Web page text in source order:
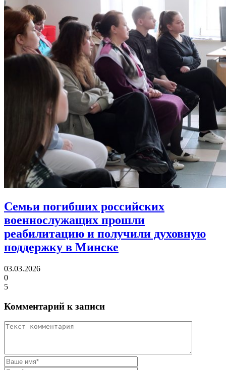
Семьи погибших российских
военнослужащих прошли
реабилитацию и получили духовную
поддержку в Минске
03.03.2026
0
5
Комментарий к записи